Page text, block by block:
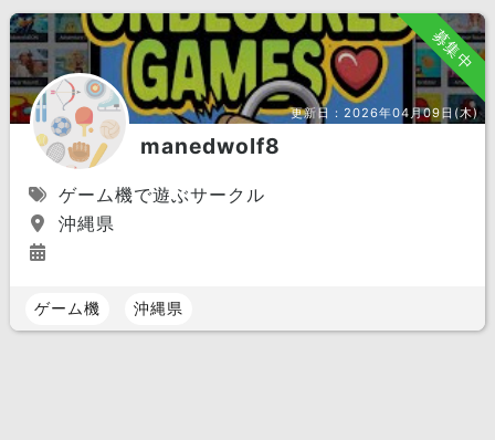
募集中
更新日： 2026年04月09日(木)
manedwolf8
ゲーム機で遊ぶサークル
沖縄県
ゲーム機 沖縄県